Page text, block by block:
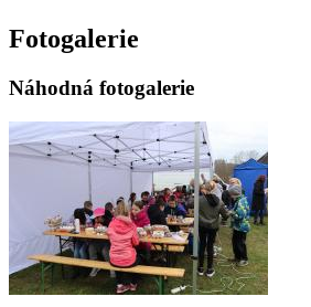
Fotogalerie
Náhodná fotogalerie